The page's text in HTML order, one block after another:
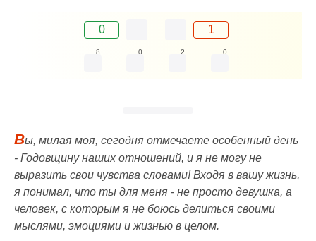
0 1
8 0 2 0
Вы, милая моя, сегодня отмечаете особенный день
- Годовщину наших отношений, и я не могу не
выразить свои чувства словами! Входя в вашу жизнь,
я понимал, что ты для меня - не просто девушка, а
человек, с которым я не боюсь делиться своими
мыслями, эмоциями и жизнью в целом.